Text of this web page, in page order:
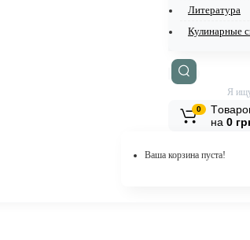
Литература
Кулинарные
Я
0
на 0
Ваша корзина пуста!